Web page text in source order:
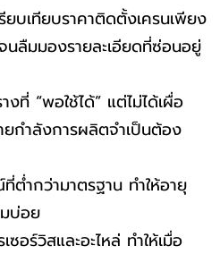
ยบเทียบราคาติดตั้งเครนเพียง
นลืมมองรายละเอียดที่ซ่อนอยู่
งที่ “พอใช้ได้” แต่ไม่ได้เผื่อ
ยกำลังการผลิตจำเป็นต้อง
ต่ำกว่ามาตรฐาน ทำให้อายุ
บ่อย
อร์วิสและอะไหล่ ทำให้เมื่อ